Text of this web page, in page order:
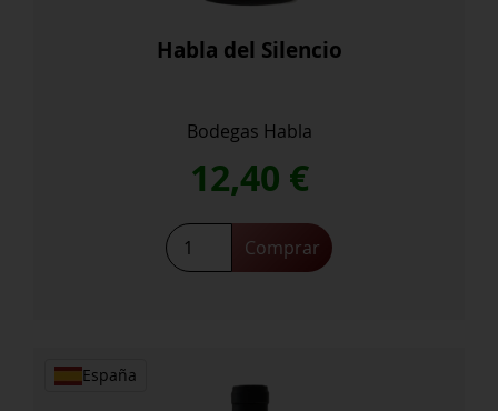
Habla del Silencio
Bodegas Habla
12,40 €
Habla
del
Comprar
España